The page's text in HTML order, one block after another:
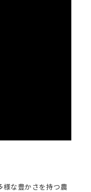
な豊かさを持つ農